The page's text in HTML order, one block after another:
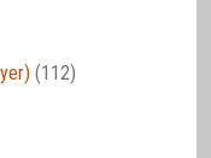
(112)